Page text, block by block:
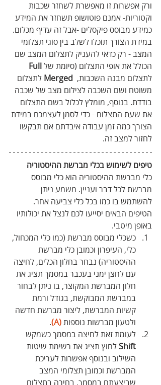
‬הכולל‭ ‬את‭ ‬אופי‭ ‬התצלום‭ ‬(סיומת‭ ‬של‭ ‬
Full
‬לתצלום‭ ‬מבנה‭ ‬השכבות, ‬
Merged
‬לחזור‭ ‬למצב‭ ‬זה‭.‬
טיפים לשימוש בכלי מברשת ההיסטוריה
כלי מברשת ההיסטוריה הוא כלי מבוסס
מברשת לכל דבר ועניין. משמע ניתן
להשתמש בו כמו בכל כלי צביעה אחר.
הטיפים הבאים יסייעו לכם לנצל את יכולותיו
באופן מיטבי.
כשכלי מבוסס מברשת (כמו כלי המכחול,
כלי, העיפרון וכמובן כלי מברשת
ההיסטוריה) נבחר בחלון הכלים, לחיצה
עם לחצן ימני בעכבר במסמך תציג את
חלון המברשת המקוצר, בו ניתן לבחור
במברשת המבוקשת, בגודל ורמת
קשיות המברשת, ליצור מברשת חדשה
ולטעון מברשות נוספות (A)
.
לעומת זאת לחיצה במסמך כשמקש
Shift לחוץ תציג את רשימת שיטות
השילוב ובנוסף אפשרות לעריכת
המברשת וכמובן תצלומי המצב
שביצעתם במסמך. בחירה בתצלום